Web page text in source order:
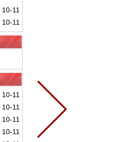
10-11
10-11
10-11
10-11
10-11
10-11